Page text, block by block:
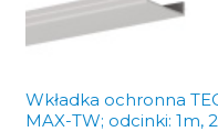
Wkładka ochronna
MAX-TW; odcinki: 1m,